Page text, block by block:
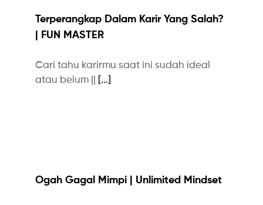
Terperangkap Dalam Karir Yang Salah?
| FUN MASTER
Cari tahu karirmu saat ini sudah ideal
atau belum ||
[...]
Ogah Gagal Mimpi | Unlimited Mindset